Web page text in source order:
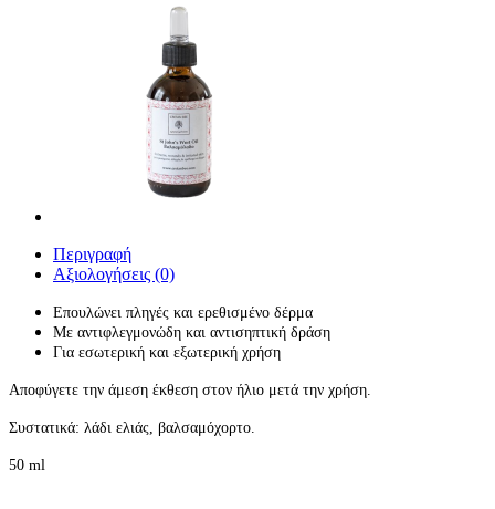
Περιγραφή
Αξιολογήσεις (0)
Επουλώνει πληγές και ερεθισμένο δέρμα
Με αντιφλεγμονώδη και αντισηπτική δράση
Για εσωτερική και εξωτερική χρήση
Αποφύγετε την άμεση έκθεση στον ήλιο μετά την χρήση.
Συστατικά: λάδι ελιάς, βαλσαμόχορτο.
50 ml